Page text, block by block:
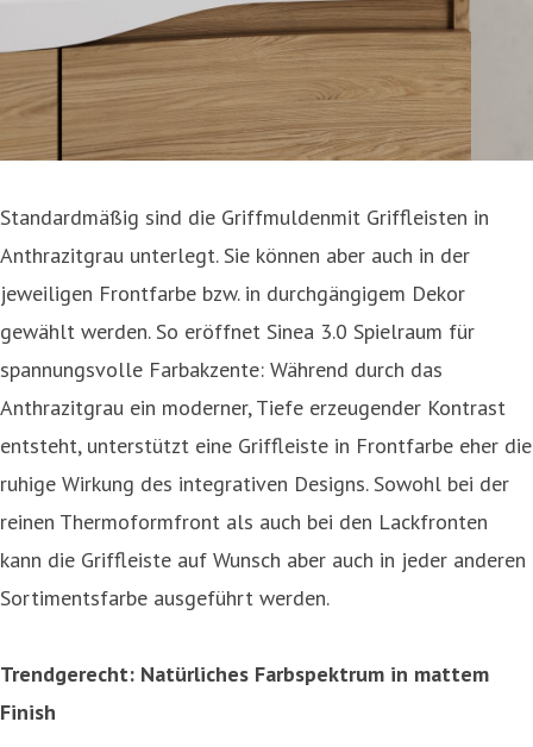
Standardmäßig sind die Griffmuldenmit Griffleisten in
Anthrazitgrau unterlegt. Sie können aber auch in der
jeweiligen Frontfarbe bzw. in durchgängigem Dekor
gewählt werden. So eröffnet Sinea 3.0 Spielraum für
spannungsvolle Farbakzente: Während durch das
Anthrazitgrau ein moderner, Tiefe erzeugender Kontrast
entsteht, unterstützt eine Griffleiste in Frontfarbe eher die
ruhige Wirkung des integrativen Designs. Sowohl bei der
reinen Thermoformfront als auch bei den Lackfronten
kann die Griffleiste auf Wunsch aber auch in jeder anderen
Sortimentsfarbe ausgeführt werden.
Trendgerecht: Natürliches Farbspektrum in mattem
Finish